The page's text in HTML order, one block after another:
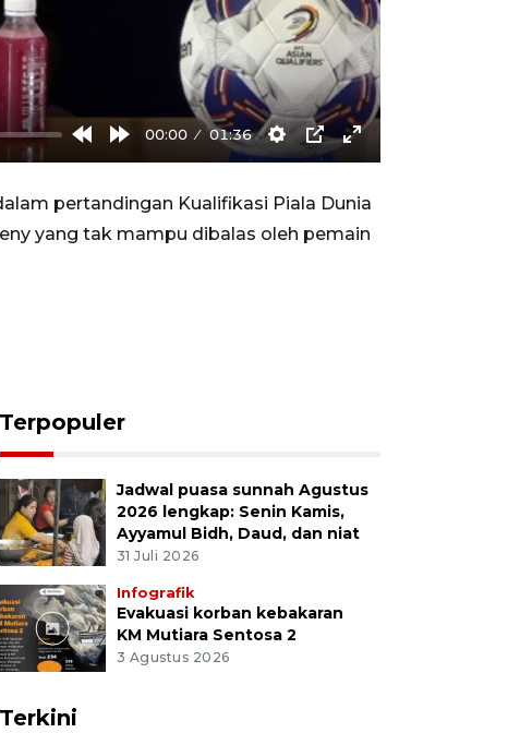
RewindForward
00:00 01:36
Settings
PIP Enter
pertandingan Kualifikasi Piala Dunia
yang tak mampu dibalas oleh pemain
Terpopuler
Jadwal puasa sunnah Agustus
2026 lengkap: Senin Kamis,
Ayyamul Bidh, Daud, dan niat
31 Juli 2026
Infografik
Evakuasi korban kebakaran
KM Mutiara Sentosa 2
3 Agustus 2026
Terkini